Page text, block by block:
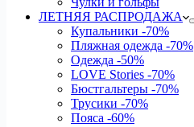
ЛЕТНЯЯ РАСПРОДАЖА
Купальники -70%
Пляжная одежда -70%
Одежда -50%
LOVE Stories -70%
Бюстгальтеры -70%
Трусики -70%
Пояса -60%